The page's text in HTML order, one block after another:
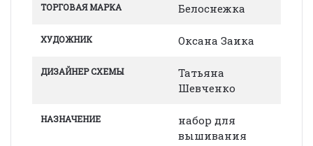
ТОРГОВАЯ МАРКА Белоснежка
ХУДОЖНИК Оксана Заика
ДИЗАЙНЕР СХЕМЫ
Татьяна
Шевченко
НАЗНАЧЕНИЕ
набор для
вышивания